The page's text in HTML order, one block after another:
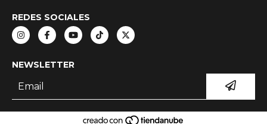
REDES SOCIALES
NEWSLETTER